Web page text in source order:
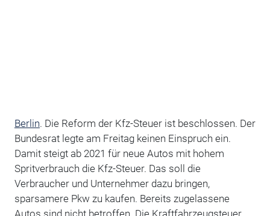
Berlin. Die Reform der Kfz-Steuer ist beschlossen. Der
Bundesrat legte am Freitag keinen Einspruch ein.
Damit steigt ab 2021 für neue Autos mit hohem
Spritverbrauch die Kfz-Steuer. Das soll die
Verbraucher und Unternehmer dazu bringen,
sparsamere Pkw zu kaufen. Bereits zugelassene
Autos sind nicht betroffen. Die Kraftfahrzeugsteuer